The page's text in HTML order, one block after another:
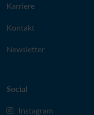
Karriere
Kontakt
Newsletter
Social
Instagram